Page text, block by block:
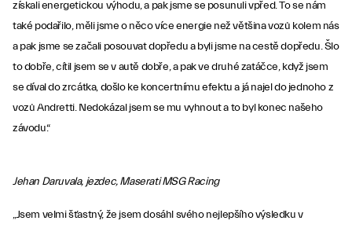
získali energetickou výhodu, a pak jsme se posunuli vpřed. To se nám
také podařilo, měli jsme o něco více energie než většina vozů kolem nás
a pak jsme se začali posouvat dopředu a byli jsme na cestě dopředu. Šlo
to dobře, cítil jsem se v autě dobře, a pak ve druhé zatáčce, když jsem
se díval do zrcátka, došlo ke koncertnímu efektu a já najel do jednoho z
vozů Andretti. Nedokázal jsem se mu vyhnout a to byl konec našeho
závodu.“
Jehan Daruvala, jezdec, Maserati MSG Racing
„Jsem velmi šťastný, že jsem dosáhl svého nejlepšího výsledku v